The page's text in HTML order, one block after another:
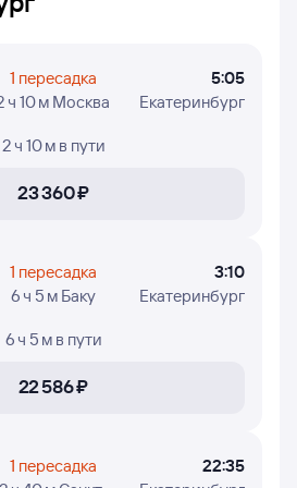
вылета из Стамбула
осуществляет полёты.
1 пересадка
ч 10 м Москва
5:05
Екатеринбург
2 ч 10 м в пути
23 ⁠360 ⁠₽
1 пересадка
6 ч 5 м Баку
3:10
Екатеринбург
6 ч 5 м в пути
22 ⁠586 ⁠₽
1 пересадка
22:35